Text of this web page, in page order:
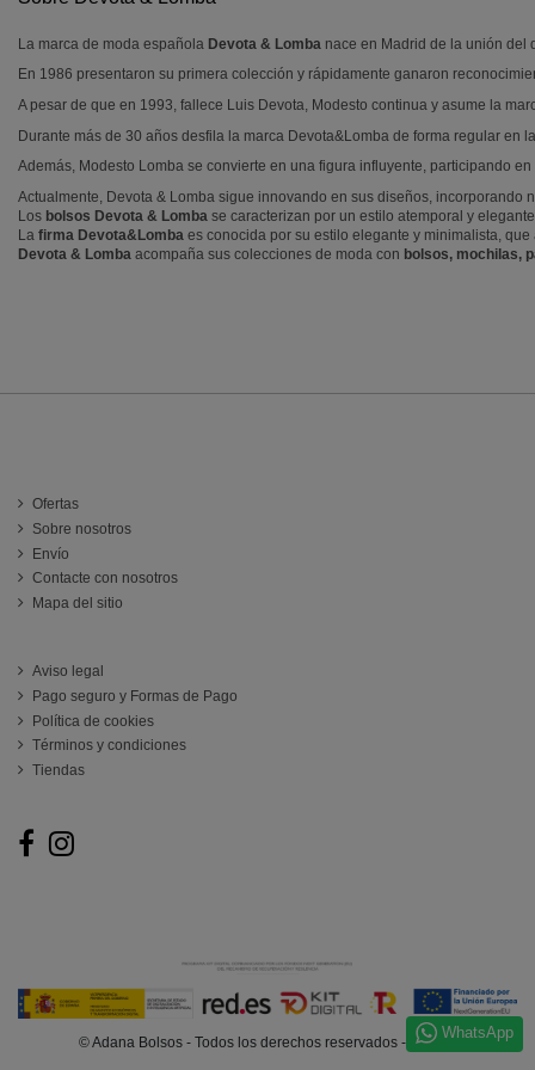
WhatsApp
La marca de moda española Devota & Lomba nace en Madrid de la unión del
En 1986 presentaron su primera colección y rápidamente ganaron
A pesar de que en 1993, fallece Luis Devota, Modesto continua y asume la
Durante más de 30 años desfila la marca Devota&Lomba de forma regular
Además, Modesto Lomba se convierte en una figura influyente, participando
Actualmente, Devota & Lomba sigue innovando en sus diseños,
Los bolsos Devota & Lomba se caracterizan por un estilo atemporal y
La firma Devota&Lomba es conocida por su estilo elegante y minimalista,
Devota & Lomba acompaña sus colecciones de moda con bolsos, mochilas,
Ofertas
Sobre nosotros
Envío
Contacte con nosotros
Mapa del sitio
Aviso legal
Pago seguro y Formas de Pago
Política de cookies
Términos y condiciones
Tiendas
© Adana Bolsos - Todos los derechos reservados - @2025